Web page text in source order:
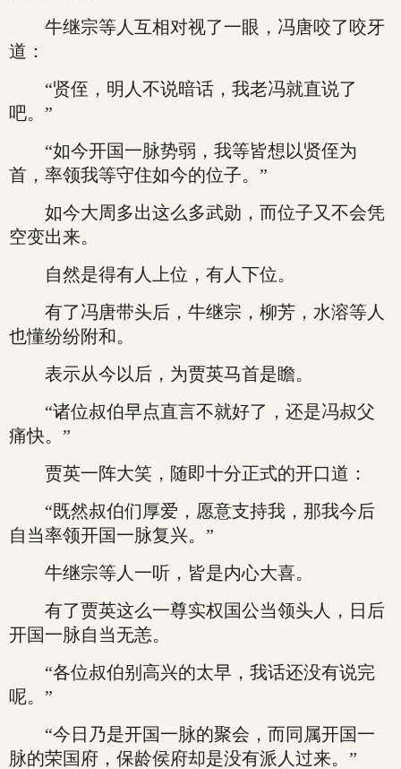
牛继宗等人互相对视了一眼，冯唐咬了咬牙
道：
“贤侄，明人不说暗话，我老冯就直说了
吧。”
“如今开国一脉势弱，我等皆想以贤侄为
首，率领我等守住如今的位子。”
如今大周多出这么多武勋，而位子又不会凭
空变出来。
自然是得有人上位，有人下位。
有了冯唐带头后，牛继宗，柳芳，水溶等人
也懂纷纷附和。
表示从今以后，为贾英马首是瞻。
“诸位叔伯早点直言不就好了，还是冯叔父
痛快。”
贾英一阵大笑，随即十分正式的开口道：
“既然叔伯们厚爱，愿意支持我，那我今后
自当率领开国一脉复兴。”
牛继宗等人一听，皆是内心大喜。
有了贾英这么一尊实权国公当领头人，日后
开国一脉自当无恙。
“各位叔伯别高兴的太早，我话还没有说完
呢。”
“今日乃是开国一脉的聚会，而同属开国一
脉的荣国府，保龄侯府却是没有派人过来。”